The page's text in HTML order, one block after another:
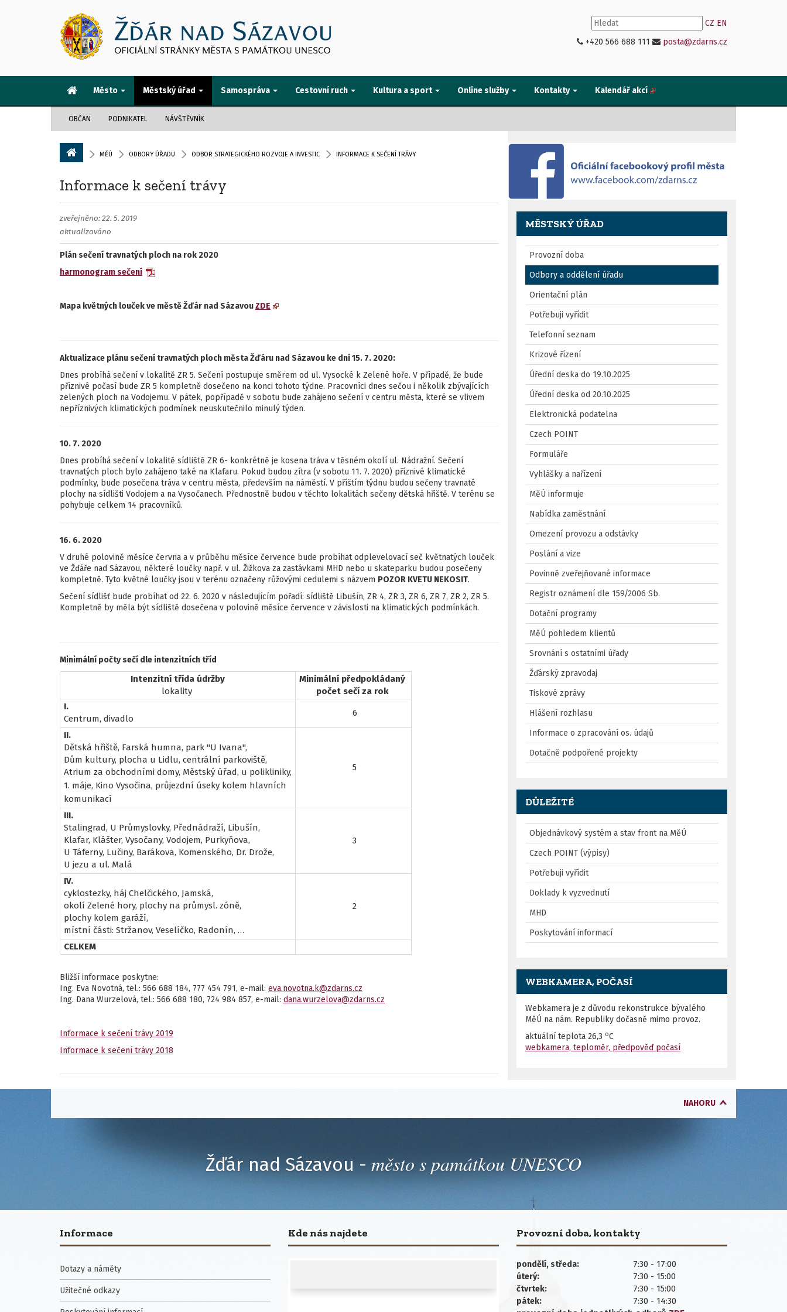
CZ EN
+420 566 688 111
posta@zdarns.cz
Město Městský úřad Samospráva Cestovní ruch Kultura a sport Online služby Kontakty Kalendář akcí
OBČAN PODNIKATEL NÁVŠTĚVNÍK
MĚÚ ODBORY ÚŘADU ODBOR STRATEGICKÉHO ROZVOJE A INVESTIC INFORMACE K SEČENÍ TRÁVY
Informace k sečení trávy
zveřejněno: 22. 5. 2019
aktualizováno
Plán sečení travnatých ploch na rok 2020
harmonogram sečení
Mapa květných louček ve městě Žďár nad SázavouZDE
Aktualizace plánu sečení travnatých ploch města Žďáru nad Sázavou ke dni 15. 7. 2020:
Dnes probíhá sečení v lokalitě ZR 5. Sečení postupuje směrem od ul. Vysocké k Zelené hoře. V případě, že bude
příznivé počasí bude ZR 5 kompletně dosečeno na konci tohoto týdne. Pracovníci dnes sečou i několik zbývajících
zelených ploch na Vodojemu. V pátek, popřípadě v sobotu bude zahájeno sečení v centru města, které se vlivem
nepříznivých klimatických podmínek neuskutečnilo minulý týden.
10. 7. 2020
Dnes probíhá sečení v lokalitě sídliště ZR 6- konkrétně je kosena tráva v těsném okolí ul. Nádražní. Sečení
travnatých ploch bylo zahájeno také na Klafaru. Pokud budou zítra (v sobotu 11. 7. 2020) příznivé klimatické
podmínky, bude posečena tráva v centru města, především na náměstí. V příštím týdnu budou sečeny travnaté
plochy na sídlišti Vodojem a na Vysočanech. Přednostně budou v těchto lokalitách sečeny dětská hřiště. V terénu se
pohybuje celkem 14 pracovníků.
16. 6. 2020
V druhé polovině měsíce června a v průběhu měsíce července bude probíhat odplevelovací seč květnatých louček
ve Žďáře nad Sázavou, některé loučky např. v ul. Žižkova za zastávkami MHD nebo u skateparku budou posečeny
kompletně. Tyto květné loučky jsou v terénu označeny růžovými cedulemi s názvem POZOR KVETU NEKOSIT.
Sečení sídlišť bude probíhat od 22. 6. 2020 v následujícím pořadí: sídliště Libušín, ZR 4, ZR 3, ZR 6, ZR 7, ZR 2, ZR 5.
Kompletně by měla být sídliště dosečena v polovině měsíce července v závislosti na klimatických podmínkách.
Minimální počty sečí dle intenzitních tříd
Intenzitní třída údržby
lokality
Minimální předpokládaný
počet sečí za rok
I.
Centrum, divadlo
6
II.
Dětská hřiště, Farská humna, park "U Ivana",
Dům kultury, plocha u Lidlu, centrální parkoviště,
Atrium za obchodními domy, Městský úřad, u polikliniky,
1. máje, Kino Vysočina, průjezdní úseky kolem hlavních
komunikací
5
III.
Stalingrad, U Průmyslovky, Přednádraží, Libušín,
Klafar, Klášter, Vysočany, Vodojem, Purkyňova,
U Táferny, Lučiny, Barákova, Komenského, Dr. Drože,
U jezu a ul. Malá
3
IV.
cyklostezky, háj Chelčického, Jamská,
okolí Zelené hory, plochy na průmysl. zóně,
plochy kolem garáží,
místní části: Stržanov, Veselíčko, Radonín, …
2
CELKEM
Bližší informace poskytne:
Ing. Eva Novotná, tel.: 566 688 184, 777 454 791, e-mail: eva.novotna.k@zdarns.cz
Ing. Dana Wurzelová, tel.: 566 688 180, 724 984 857, e-mail: dana.wurzelova@zdarns.cz
Informace k sečení trávy 2019
Informace k sečení trávy 2018
MĚSTSKÝ ÚŘAD
Provozní doba
Odbory a oddělení úřadu
Orientační plán
Potřebuji vyřídit
Telefonní seznam
Krizové řízení
Úřední deska do 19.10.2025
Úřední deska od 20.10.2025
Elektronická podatelna
Czech POINT
Formuláře
Vyhlášky a nařízení
MěÚ informuje
Nabídka zaměstnání
Omezení provozu a odstávky
Poslání a vize
Povinně zveřejňované informace
Registr oznámení dle 159/2006 Sb.
Dotační programy
MěÚ pohledem klientů
Srovnání s ostatními úřady
Žďárský zpravodaj
Tiskové zprávy
Hlášení rozhlasu
Informace o zpracování os. údajů
Dotačně podpořené projekty
DŮLEŽITÉ
Objednávkový systém a stav front na MěÚ
Czech POINT (výpisy)
Potřebuji vyřídit
Doklady k vyzvednutí
MHD
Poskytování informací
WEBKAMERA, POČASÍ
Webkamera je z důvodu rekonstrukce bývalého
MěÚ na nám. Republiky dočasně mimo provoz.
aktuální teplota 26,3 oC
webkamera, teploměr, předpověď počasí
NAHORU
Žďár nad Sázavou - město s památkou UNESCO
Informace
Dotazy a náměty
Užitečné odkazy
Provozní doba, kontakty
pondělí, středa: 7:30 - 17:00
úterý: 7:30 - 15:00
čtvrtek: 7:30 - 15:00
pátek:
7:30 - 14:30
Kde nás najdete